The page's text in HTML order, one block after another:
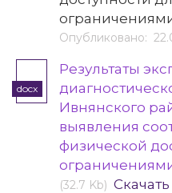
Опубликовано:
docx
Результаты
Ивнянского
выявления
физической
(32.7 Kb) Скачать